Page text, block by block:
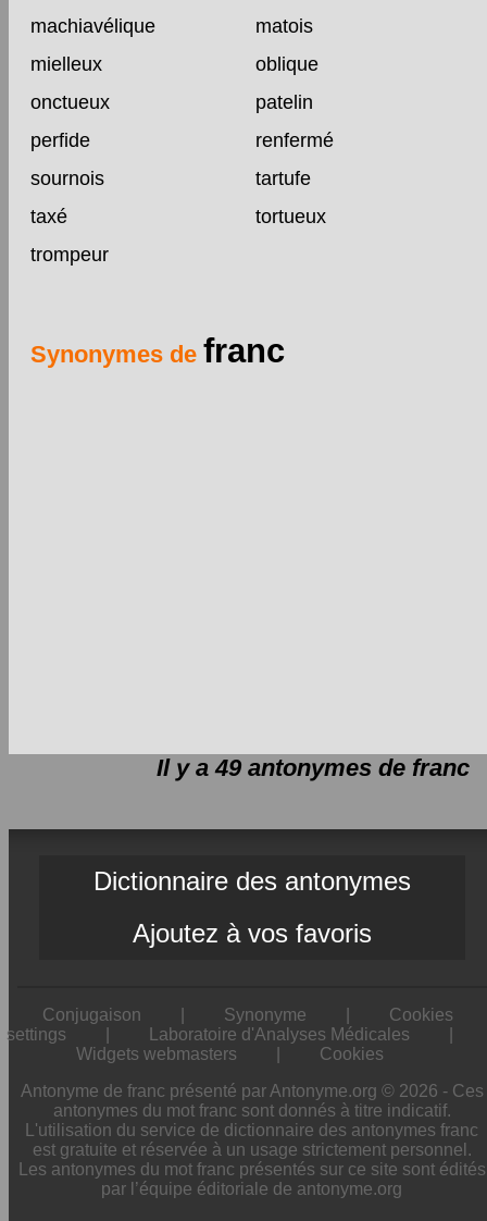
machiavélique
matois
mielleux
oblique
onctueux
patelin
perfide
renfermé
sournois
tartufe
taxé
tortueux
trompeur
Synonymes de franc
Il y a 49 antonymes de franc
Dictionnaire des antonymes
Ajoutez à vos favoris
Conjugaison Synonyme
Cookies
settings
Laboratoire d'Analyses Médicales
Widgets webmasters
Cookies
Antonyme de franc présenté par Antonyme.org © 2026 - Ces
antonymes du mot franc sont donnés à titre indicatif.
L'utilisation du service de dictionnaire des antonymes franc
est gratuite et réservée à un usage strictement personnel.
Les antonymes du mot franc présentés sur ce site sont édités
par l’équipe éditoriale de antonyme.org